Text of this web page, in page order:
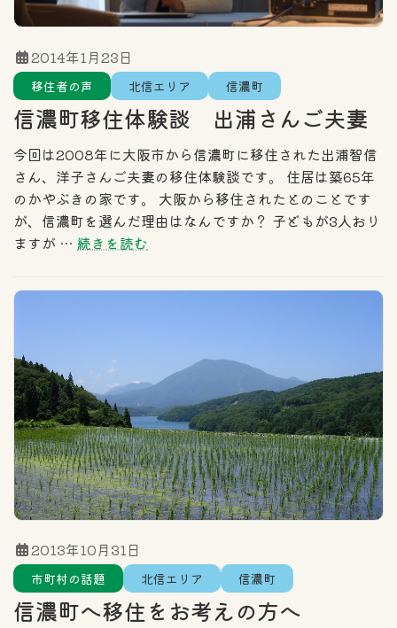
北信エリア 東信エリア
中信エリア 南信エリア
フリーワード検索
移住者の声 北信エリア 信濃町
信濃町移住体験談 出浦さんご夫妻
2014年1月23日
今回は2008年に大阪市から信濃町に移住された出浦智信
さん、洋子さんご夫妻の移住体験談です。 住居は築65年
のかやぶきの家です。 大阪から移住されたとのことです
が、信濃町を選んだ理由はなんですか？ 子どもが3人おり
ますが … 続きを読む
市町村の話題 北信エリア 信濃町
信濃町へ移住をお考えの方へ
2013年10月31日